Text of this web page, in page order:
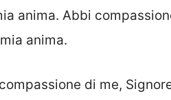
anima. Abbi
anima.
di me,